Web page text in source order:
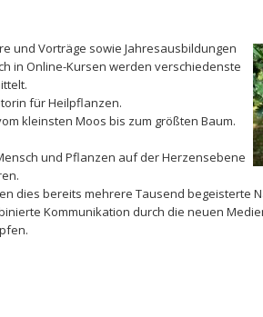
und Vorträge sowie Jahresausbildungen
in Online-Kursen werden verschiedenste
für Heilpflanzen.
kleinsten Moos bis zum größten Baum.
und Pflanzen auf der Herzensebene
dies bereits mehrere Tausend begeisterte
Kommunikation durch die neuen